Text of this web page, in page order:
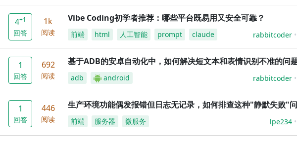
4+1
回答
1k
阅读
Vibe Coding初学者推荐：哪些平台既易用又安全可靠？
前端 html 人工智能 prompt claude rabbitcoder
1
回答
692
阅读
基于ADB的安卓自动化中，如何解决短文本和表情识别不准的问
adb android rabbitcoder
1
回答
446
阅读
生产环境功能偶发报错但日志无记录，如何排查这种"静默失败"
前端 服务器 微服务 lpe234